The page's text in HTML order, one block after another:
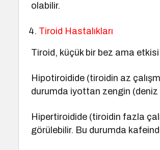
olabilir.
Tiroid Hastalıkları
Tiroid, küçük bir bez ama etkisi
Hipotiroidide (tiroidin az
durumda iyottan zengin
Hipertiroidide (tiroidin fazla
görülebilir. Bu durumda